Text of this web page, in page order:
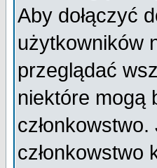
Aby dołączyć
użytkowników
przeglądać
niektóre mogą
członkowstwo